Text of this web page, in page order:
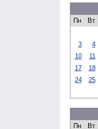
Пн
Вт
3
4
10
11
17
18
24
25
Пн
Вт